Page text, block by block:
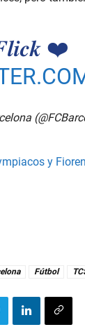
❤️
y
Fútbol